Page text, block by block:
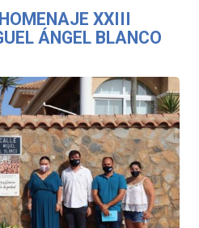
XXIII
ÁNGEL BLANCO